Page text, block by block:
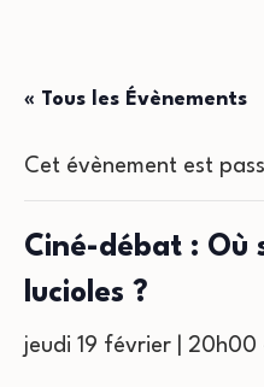
« Tous les Évènements
Cet évènement est
Ciné-débat : Où
lucioles ?
jeudi 19 février | 20h00